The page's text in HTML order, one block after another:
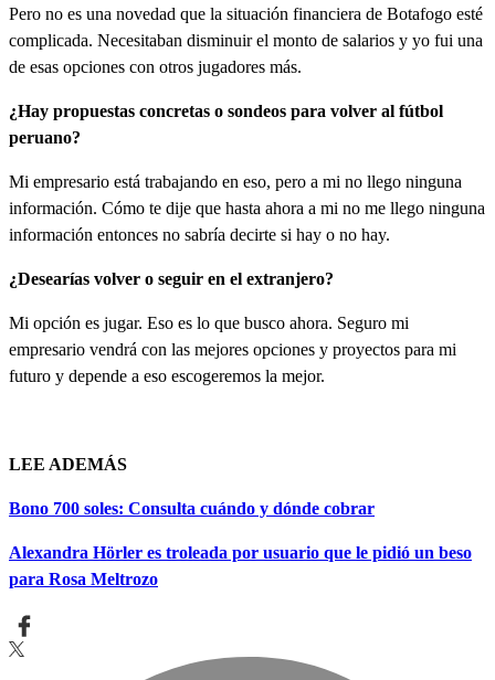
Pero no es una novedad que la situación financiera de Botafogo esté
complicada. Necesitaban disminuir el monto de salarios y yo fui una
de esas opciones con otros jugadores más.
¿Hay propuestas concretas o sondeos para volver al fútbol
peruano?
Mi empresario está trabajando en eso, pero a mi no llego ninguna
información. Cómo te dije que hasta ahora a mi no me llego ninguna
información entonces no sabría decirte si hay o no hay.
¿Desearías volver o seguir en el extranjero?
Mi opción es jugar. Eso es lo que busco ahora. Seguro mi
empresario vendrá con las mejores opciones y proyectos para mi
futuro y depende a eso escogeremos la mejor.
LEE ADEMÁS
Bono 700 soles: Consulta cuándo y dónde cobrar
Alexandra Hörler es troleada por usuario que le pidió un beso
para Rosa Meltrozo